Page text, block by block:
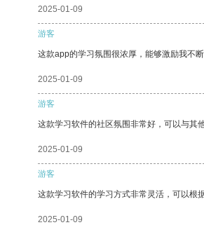
2025-01-09
游客
这款app的学习氛围很浓厚，能够激励我不
2025-01-09
游客
这款学习软件的社区氛围非常好，可以与其
2025-01-09
游客
这款学习软件的学习方式非常灵活，可以根
2025-01-09